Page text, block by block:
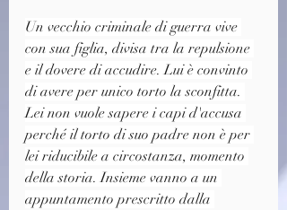
Un vecchio criminale di guerra vive
con sua figlia, divisa tra la repulsione
e il dovere di accudire. Lui è convinto
di avere per unico torto la sconfitta.
Lei non vuole sapere i capi d'accusa
perché il torto di suo padre non è per
lei riducibile a circostanza, momento
della storia. Insieme vanno a un
appuntamento prescritto dalla